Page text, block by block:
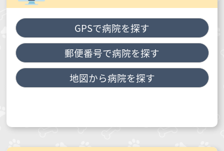
GPSで病院を探す
郵便番号で病院を探す
地図から病院を探す